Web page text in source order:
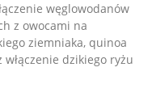
węglowodanów
z owocami na
ziemniaka, quinoa
dzikiego ryżu